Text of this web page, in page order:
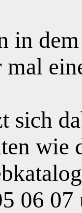
in
mal
sich
wie
06 07